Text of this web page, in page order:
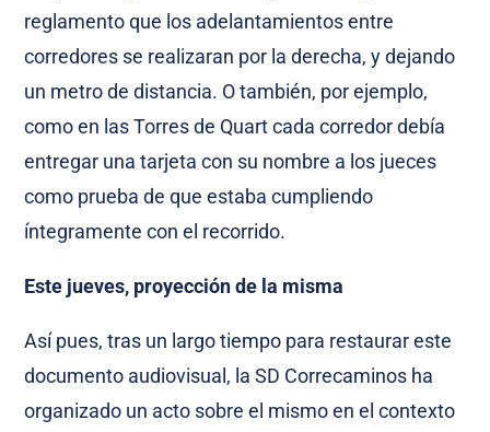
reglamento que los adelantamientos entre
corredores se realizaran por la derecha, y dejando
un metro de distancia. O también, por ejemplo,
como en las Torres de Quart cada corredor debía
entregar una tarjeta con su nombre a los jueces
como prueba de que estaba cumpliendo
íntegramente con el recorrido.
Este jueves, proyección de la misma
Así pues, tras un largo tiempo para restaurar este
documento audiovisual, la SD Correcaminos ha
organizado un acto sobre el mismo en el contexto